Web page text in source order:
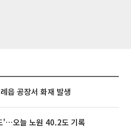
읍 공장서 화재 발생
'…오늘 노원 40.2도 기록